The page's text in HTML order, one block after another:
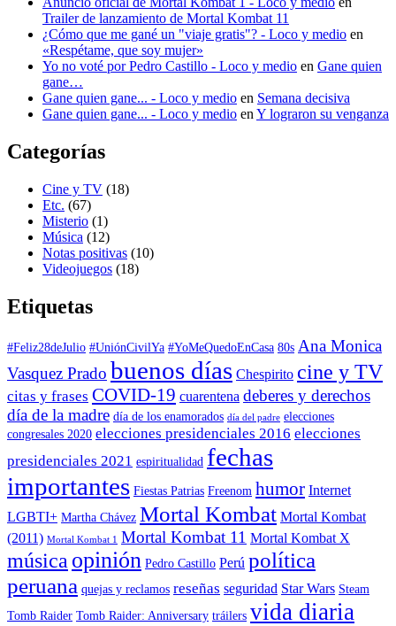
Trailer de lanzamiento de Mortal Kombat 11
¿Cómo que me gané un "viaje gratis"? - Loco y medio en
«Respétame, que soy mujer»
Yo no voté por Pedro Castillo - Loco y medio en Gane quien
gane…
Gane quien gane... - Loco y medio en Semana decisiva
Gane quien gane... - Loco y medio en Y lograron su venganza
Categorías
Cine y TV (18)
Etc. (67)
Misterio (1)
Música (12)
Notas positivas (10)
Videojuegos (18)
Etiquetas
#Feliz28deJulio #UniónCivilYa #YoMeQuedoEnCasa 80s Ana Monica
Vasquez Prado buenos días Chespirito cine y TV
citas y frases COVID-19 cuarentena deberes y derechos
día de la madre día de los enamorados día del padre elecciones
congresales 2020 elecciones presidenciales 2016 elecciones
presidenciales 2021 espiritualidad fechas
importantes Fiestas Patrias Freenom humor Internet
LGBTI+ Martha Chávez Mortal Kombat Mortal Kombat
(2011) Mortal Kombat 1 Mortal Kombat 11 Mortal Kombat X
música opinión Pedro Castillo Perú política
peruana quejas y reclamos reseñas seguridad Star Wars Steam
Tomb Raider Tomb Raider: Anniversary tráilers vida diaria